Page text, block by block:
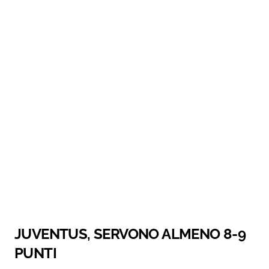
JUVENTUS, SERVONO ALMENO 8-9
PUNTI